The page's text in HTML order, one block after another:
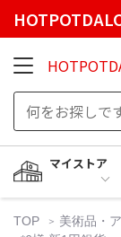
マイストア
TOP 美術品・